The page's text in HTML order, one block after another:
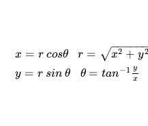
x = r cosθ r = x2 + y2
− −
−−−−
√
y = r sin θ θ = tan−1 y
x